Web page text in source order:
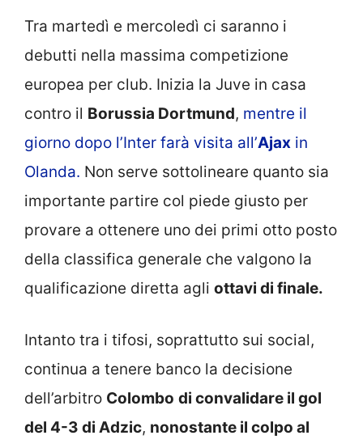
Tra martedì e mercoledì ci saranno i
debutti nella massima competizione
europea per club. Inizia la Juve in casa
contro il Borussia Dortmund, mentre il
giorno dopo l’Inter farà visita all’Ajax in
Olanda. Non serve sottolineare quanto sia
importante partire col piede giusto per
provare a ottenere uno dei primi otto posto
della classifica generale che valgono la
qualificazione diretta agli ottavi di finale.
Intanto tra i tifosi, soprattutto sui social,
continua a tenere banco la decisione
dell’arbitro Colombo di convalidare il gol
del 4-3 di Adzic, nonostante il colpo al